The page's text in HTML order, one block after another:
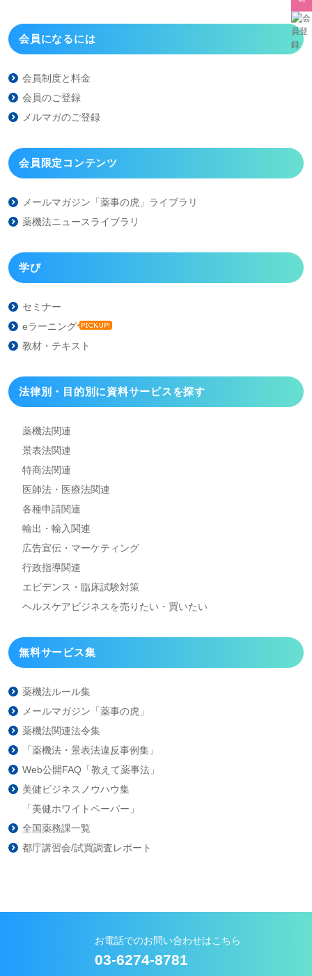
会員になるには
会員制度と料金
会員のご登録
メルマガのご登録
会員限定コンテンツ
メールマガジン「薬事の虎」 ライブラリ
薬機法ニュースライブラリ
学び
セミナー
eラーニング
教材・テキスト
法律別・目的別に資料サービスを探す
薬機法関連
景表法関連
特商法関連
医師法・医療法関連
各種申請関連
輸出・輸入関連
広告宣伝・マーケティング
行政指導関連
エビデンス・臨床試験対策
ヘルスケアビジネスを売りたい・買いたい
無料サービス集
薬機法ルール集
メールマガジン「薬事の虎」
薬機法関連法令集
「薬機法・景表法違反事例集」
Web公開FAQ「教えて薬事法」
美健ビジネスノウハウ集
「美健ホワイトペーパー」
全国薬務課一覧
都庁講習会/試買調査レポート
お電話でのお問い合わせはこちら
03-6274-8781